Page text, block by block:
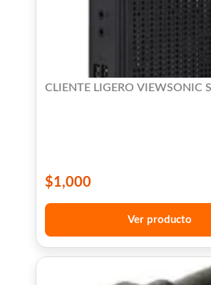
CLIENTE LIGERO VIEWSONIC
$1,000
Ver producto